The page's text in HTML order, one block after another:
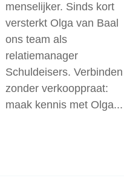
menselijker. Sinds kort
versterkt Olga van Baal
ons team als
relatiemanager
Schuldeisers. Verbinden
zonder verkooppraat:
maak kennis met Olga...